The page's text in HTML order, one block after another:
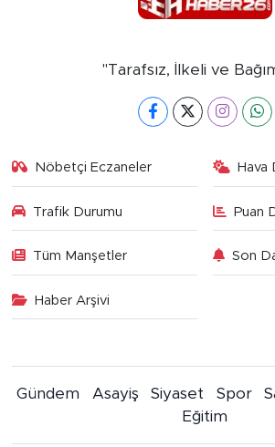
"Tarafsız, İlkeli ve
Nöbetçi Eczaneler Hava
Trafik Durumu Puan
Tüm Manşetler Son
Haber Arşivi
Gündem Asayiş Siyaset Spor
Eğitim